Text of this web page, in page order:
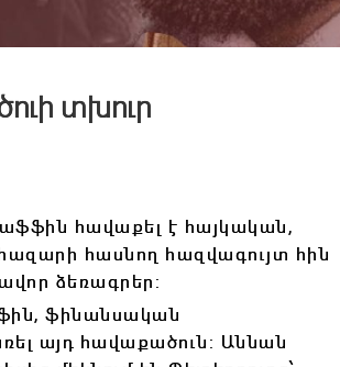
տխուր
հավաքել է հայկական,
հասնող հազվագույտ հին
ձեռագրեր:
ֆինանսական
այդ հավաքածուն: Աննան